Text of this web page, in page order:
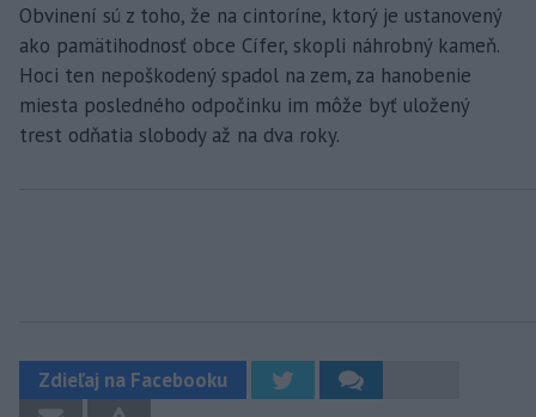
Obvinení sú z toho, že na cintoríne, ktorý je ustanovený
ako pamätihodnosť obce Cífer, skopli náhrobný kameň.
Hoci ten nepoškodený spadol na zem, za hanobenie
miesta posledného odpočinku im môže byť uložený
trest odňatia slobody až na dva roky.
Zdieľaj na Facebooku